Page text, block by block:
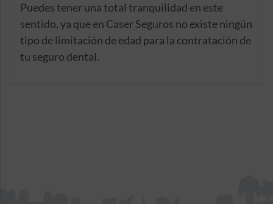
Puedes tener una total tranquilidad en este
sentido, ya que en Caser Seguros no existe ningún
tipo de limitación de edad para la contratación de
tu seguro dental.